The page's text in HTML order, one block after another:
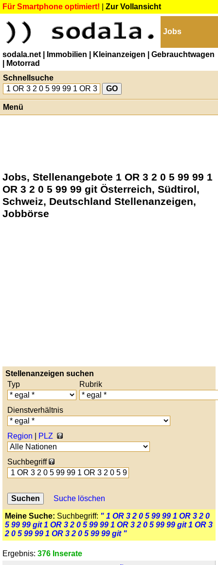
Für Smartphone optimiert! Zur Vollansicht
Jobs
sodala.net | Immobilien | Kleinanzeigen
| Gebrauchtwagen
| Motorrad
Schnellsuche
Menü
Jobs, Stellenangebote 1 OR 3 2 0 5 99 99 1
OR 3 2 0 5 99 99 git Österreich, Südtirol,
Schweiz, Deutschland Stellenanzeigen,
Jobbörse
Stellenanzeigen suchen
Typ
Rubrik
Dienstverhältnis
Region PLZ
Suchbegriff
Suche löschen
Meine Suche: Suchbegriff: " 1 OR 3 2 0 5 99 99 1 OR 3 2 0
5 99 99 git 1 OR 3 2 0 5 99 99 1 OR 3 2 0 5 99 99 git 1 OR 3
2 0 5 99 99 1 OR 3 2 0 5 99 99 git "
Ergebnis: 376 Inserate